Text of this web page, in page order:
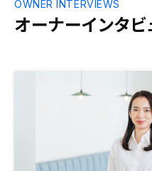
オーナーインタビ
OWNER INTERVIEWS